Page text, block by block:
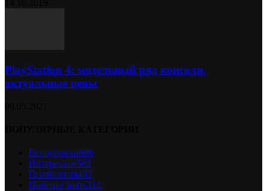
PlayStation 4: модельный ряд консоли,
актуальные цены
Без рубрики686
Интересное562
Психология485
Полезно знать212